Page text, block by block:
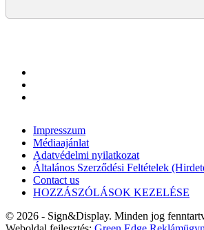
Impresszum
Médiaajánlat
Adatvédelmi nyilatkozat
Általános Szerződési Feltételek
Contact us
HOZZÁSZÓLÁSOK KEZELÉSE
© 2026 - Sign&Display. Minden jog